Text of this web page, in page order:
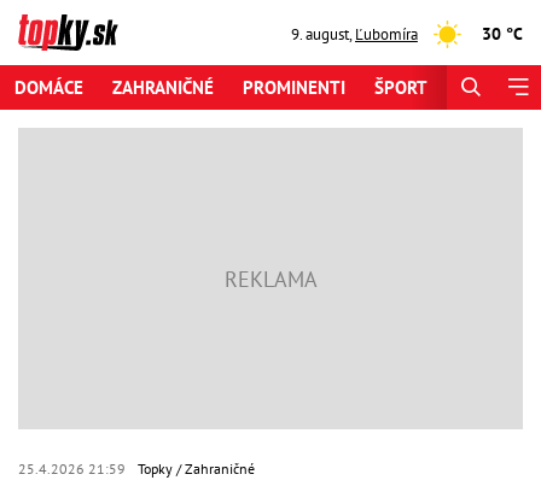
9. august,Ľubomíra 30 °C
DOMÁCE ZAHRANIČNÉ PROMINENTI ŠPORT
25.4.2026 21:59 Topky Zahraničné